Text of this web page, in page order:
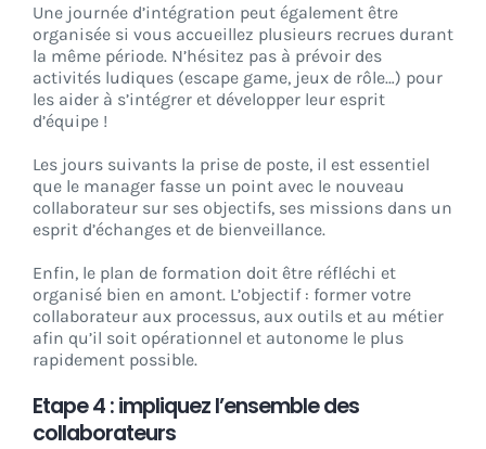
Une journée d’intégration peut également être
organisée si vous accueillez plusieurs recrues durant
la même période. N’hésitez pas à prévoir des
activités ludiques (escape game, jeux de rôle…) pour
les aider à s’intégrer et développer leur esprit
d’équipe !
Les jours suivants la prise de poste, il est essentiel
que le manager fasse un point avec le nouveau
collaborateur sur ses objectifs, ses missions dans un
esprit d’échanges et de bienveillance.
Enfin, le plan de formation doit être réfléchi et
organisé bien en amont. L’objectif : former votre
collaborateur aux processus, aux outils et au métier
afin qu’il soit opérationnel et autonome le plus
rapidement possible.
Etape 4 : impliquez l’ensemble des
collaborateurs